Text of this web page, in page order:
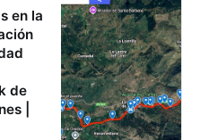
en la
de
|